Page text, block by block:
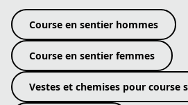
Course en sentier hommes
Course en sentier femmes
Vestes et chemises pour course